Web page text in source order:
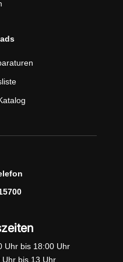
Uhr bis 18:00 Uhr
bis 13 Uhr